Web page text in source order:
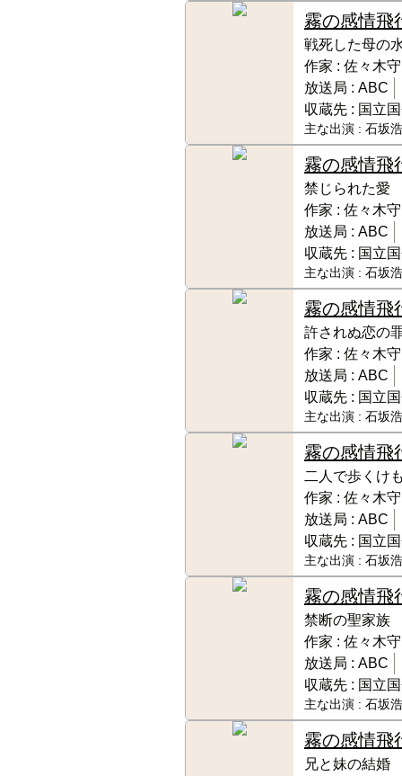
霧の感情飛
戦死した母の
作家 : 佐々木守
放送局 : ABC
収蔵先 : 国立
主な出演 : 石坂
霧の感情飛
禁じられた愛
作家 : 佐々木守
放送局 : ABC
収蔵先 : 国立
主な出演 : 石坂
霧の感情飛
許されぬ恋の
作家 : 佐々木守
放送局 : ABC
収蔵先 : 国立
主な出演 : 石坂
霧の感情飛
二人で歩くけ
作家 : 佐々木守
放送局 : ABC
収蔵先 : 国立
主な出演 : 石坂
霧の感情飛
禁断の聖家族
作家 : 佐々木守
放送局 : ABC
収蔵先 : 国立
主な出演 : 石坂
霧の感情飛
兄と妹の結婚